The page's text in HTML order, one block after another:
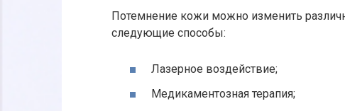
Потемнение кожи можно изменить
следующие способы:
Лазерное воздействие;
Медикаментозная терапия;